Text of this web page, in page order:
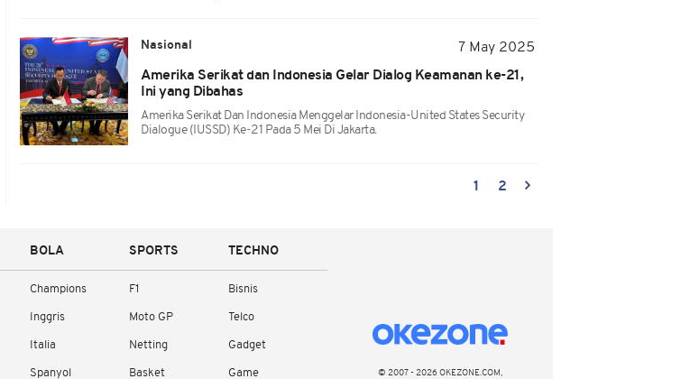
Nasional
7 May 2025
Amerika Serikat dan Indonesia Gelar Dialog Keamanan ke-21,
Ini yang Dibahas
Amerika Serikat Dan Indonesia Menggelar Indonesia-United States Security
Dialogue (IUSSD) Ke-21 Pada 5 Mei Di Jakarta.
1 2
BOLA
Champions
Inggris
Italia
Spanyol
SPORTS
F1
Moto GP
Netting
Basket
TECHNO
Bisnis
Telco
Gadget
Game © 2007 - 2026 OKEZONE.COM,